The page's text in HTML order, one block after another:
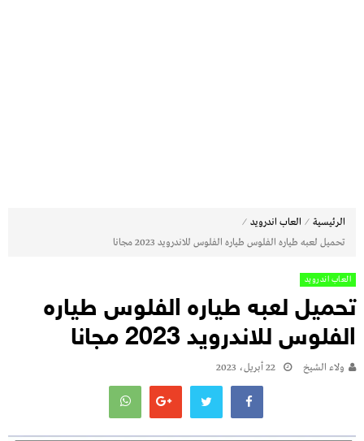
الرئيسية ⁄ العاب اندرويد ⁄
تحميل لعبه طياره الفلوس طياره الفلوس للاندرويد 2023 مجانا
العاب اندرويد
تحميل لعبه طياره الفلوس طياره
الفلوس للاندرويد 2023 مجانا
ولاء الشيخ 22 أبريل، 2023